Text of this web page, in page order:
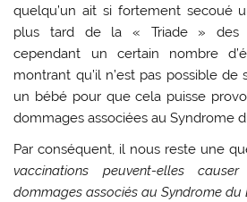
quelqu’un ait si fortement secoué
plus tard de la « Triade » des
cependant un certain nombre
montrant qu’il n’est pas possible
un bébé pour que cela puisse
dommages associées au Syndrome
Par conséquent, il nous reste une
vaccinations peuvent-elles
dommages associés au Syndrome du